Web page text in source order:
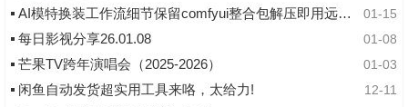
高质量的MP4主流格式，画质清晰，兼容性极
佳。这...
01-15
AI模特换装工作流细节保留comfyui整合包解压即用远程协助安装
01-08
每日影视分享26.01.08
01-03
芒果TV跨年演唱会（2025-2026）
12-11
闲鱼自动发货超实用工具来咯，太给力!